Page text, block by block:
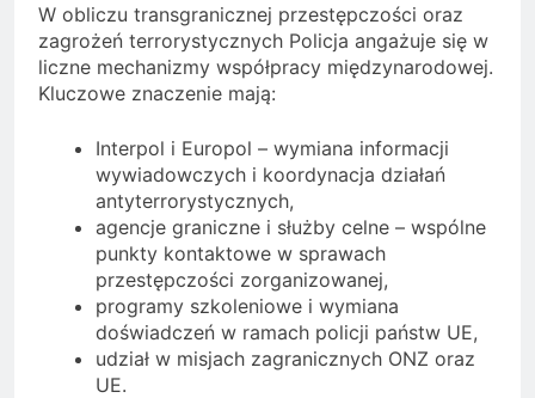
W obliczu transgranicznej przestępczości oraz
zagrożeń terrorystycznych Policja angażuje się w
liczne mechanizmy współpracy międzynarodowej.
Kluczowe znaczenie mają:
Interpol i Europol – wymiana informacji
wywiadowczych i koordynacja działań
antyterrorystycznych,
agencje graniczne i służby celne – wspólne
punkty kontaktowe w sprawach
przestępczości zorganizowanej,
programy szkoleniowe i wymiana
doświadczeń w ramach policji państw UE,
udział w misjach zagranicznych ONZ oraz
UE.